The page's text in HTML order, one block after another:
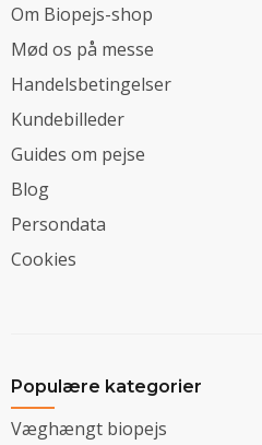
Om Biopejs-shop
Mød os på messe
Handelsbetingelser
Kundebilleder
Guides om pejse
Blog
Persondata
Cookies
Populære kategorier
Væghængt biopejs